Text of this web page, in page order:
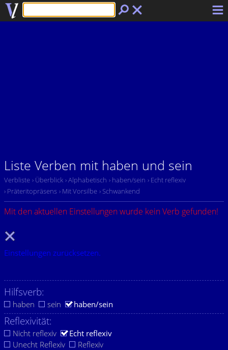
Liste Verben mit haben und sein
Verbliste › Überblick › Alphabetisch › haben/sein › Echt reflexiv
› Präteritopräsens › Mit Vorsilbe › Schwankend
Mit den aktuellen Einstellungen wurde kein Verb gefunden!
Einstellungen zurücksetzen.
Hilfsverb:
haben sein haben/sein
Reflexivität:
Nicht reflexiv
Echt reflexiv
Unecht Reflexiv
Reflexiv